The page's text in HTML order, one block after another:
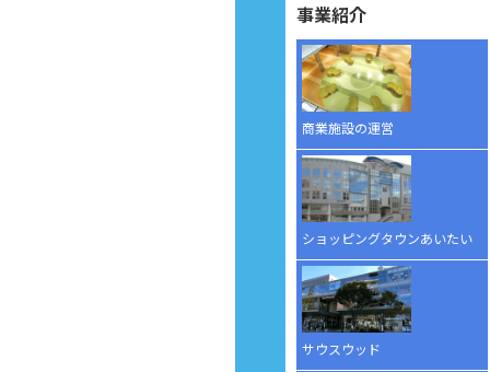
事業紹介
商業施設の運営
ショッピングタウンあいたい
サウスウッド